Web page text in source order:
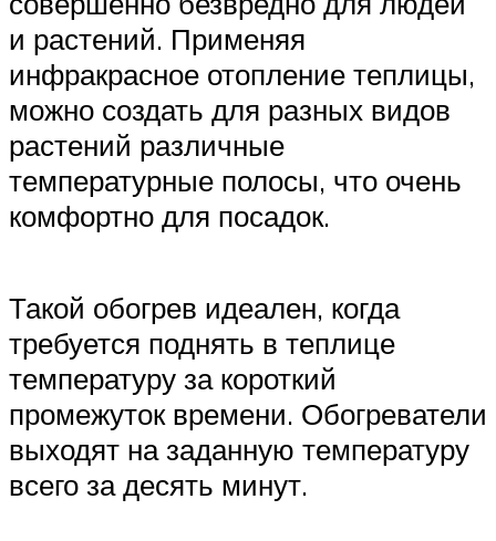
и растений. Применяя
инфракрасное отопление теплицы,
можно создать для разных видов
растений различные
температурные полосы, что очень
комфортно для посадок.
Такой обогрев идеален, когда
требуется поднять в теплице
температуру за короткий
промежуток времени. Обогреватели
выходят на заданную температуру
всего за десять минут.